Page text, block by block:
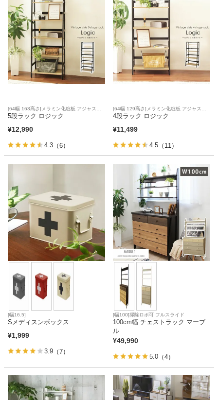
[64幅 163高さ]メラミン化粧板 アジャスタ
ー
5段ラック ロジック
¥12,990
4.3 （6）
[64幅 129高さ]メラミン化粧板 アジャスタ
ー
4段ラック ロジック
¥11,499
4.5 （11）
[幅16.5]
Sメディスンボックス
¥1,999
3.9 （7）
[幅100]掃除ロボ可 フルスライド
100cm幅 チェストラック マーブ
ル
¥49,990
5.0 （4）